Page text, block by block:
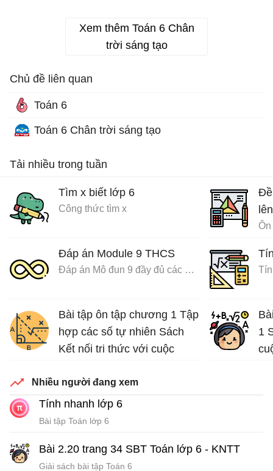
Xem thêm Toán 6 Chân
trời sáng tạo
Chủ đề liên quan
Toán 6
Toán 6 Chân trời sáng tạo
Tải nhiều trong tuần
Tìm x biết lớp 6
Công thức tìm x
Đáp án Module 9 THCS
Đáp án Mô đun 9 đầy đủ các môn
Bài tập ôn tập chương 1 Tập
hợp các số tự nhiên Sách
Kết nối tri thức với cuộc
Đề
1
Nhiều người đang xem
Tính nhanh lớp 6
Bài tập Toán lớp 6
Bài 2.20 trang 34 SBT Toán lớp 6 - KNTT
Giải sách bài tập Toán 6